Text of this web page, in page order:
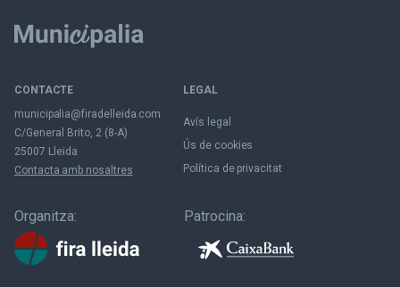
CONTACTE
municipalia@firadelleida.com
C/General Brito, 2 (8-A)
25007 Lleida
Contacta amb nosaltres
LEGAL
Avís legal
Ús de cookies
Política de privacitat
Organitza: Patrocina: